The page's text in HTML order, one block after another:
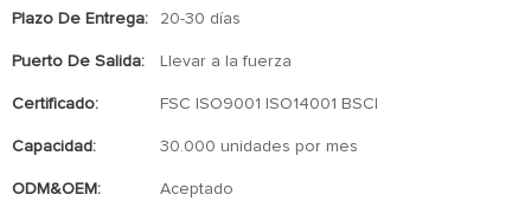
Plazo De Entrega: 20-30 días
Puerto De Salida: Llevar a la fuerza
Certificado: FSC ISO9001 ISO14001 BSCI
Capacidad: 30.000 unidades por mes
ODM&OEM: Aceptado